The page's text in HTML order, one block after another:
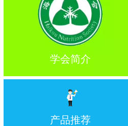
学会简介
产品推荐